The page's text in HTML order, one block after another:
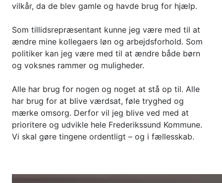
vilkår, da de blev gamle og havde brug for hjælp.
Som tillidsrepræsentant kunne jeg være med til at
ændre mine kollegaers løn og arbejdsforhold. Som
politiker kan jeg være med til at ændre både børn
og voksnes rammer og muligheder.
Alle har brug for nogen og noget at stå op til. Alle
har brug for at blive værdsat, føle tryghed og
mærke omsorg. Derfor vil jeg blive ved med at
prioritere og udvikle hele Frederikssund Kommune.
Vi skal gøre tingene ordentligt – og i fællesskab.